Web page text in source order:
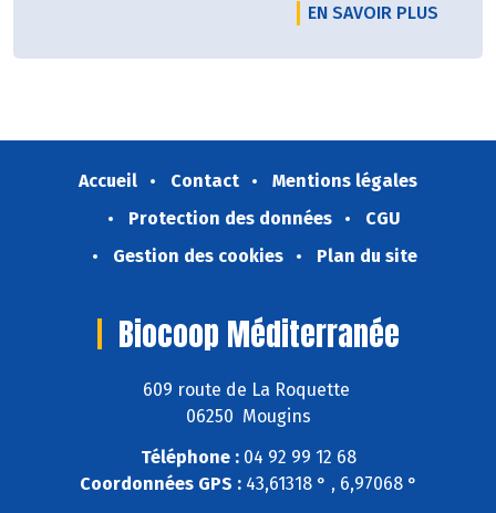
EN SAVOIR PLUS
Accueil Contact
Mentions légales
Protection des données
CGU
Gestion des cookies
Plan du site
Biocoop Méditerranée
609 route de La Roquette
06250 Mougins
Téléphone :04 92 99 12 68
Coordonnées GPS :43,61318 ° , 6,97068 °